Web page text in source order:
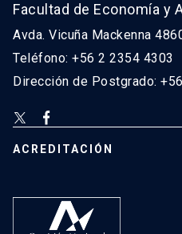
Facultad de Economía y
Avda. Vicuña Mackenna
Teléfono: +56 2 2354 4303
Dirección de Postgrado:
ACREDITACIÓN